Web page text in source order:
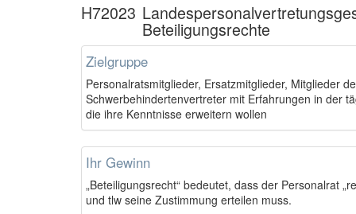
H72023
Beteiligungsrechte
Zielgruppe
Personalratsmitglieder, Ersatzmitglieder, Mitglieder
Schwerbehindertenvertreter mit Erfahrungen in der
die ihre Kenntnisse erweitern wollen
Ihr Gewinn
„Beteiligungsrecht“ bedeutet, dass der Personalrat
und tlw seine Zustimmung erteilen muss.